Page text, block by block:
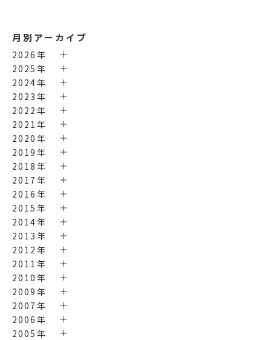
月別アーカイブ
2026年
2025年
2024年
2023年
2022年
2021年
2020年
2019年
2018年
2017年
2016年
2015年
2014年
2013年
2012年
2011年
2010年
2009年
2007年
2006年
2005年